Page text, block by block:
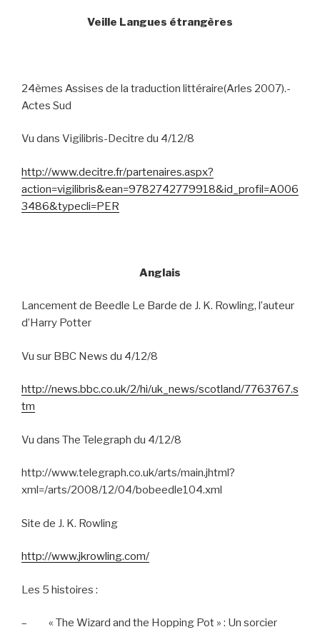
Veille Langues étrangères
24èmes Assises de la traduction littéraire(Arles 2007).-
Actes Sud
Vu dans Vigilibris-Decitre du 4/12/8
http://www.decitre.fr/partenaires.aspx?
action=vigilibris&ean=9782742779918&id_profil=A006
3486&typecli=PER
Anglais
Lancement de Beedle Le Barde de J. K. Rowling, l’auteur
d’Harry Potter
Vu sur BBC News du 4/12/8
http://news.bbc.co.uk/2/hi/uk_news/scotland/7763767.s
tm
Vu dans The Telegraph du 4/12/8
http://www.telegraph.co.uk/arts/main.jhtml?
xml=/arts/2008/12/04/bobeedle104.xml
Site de J. K. Rowling
http://www.jkrowling.com/
Les 5 histoires :
– « The Wizard and the Hopping Pot » : Un sorcier